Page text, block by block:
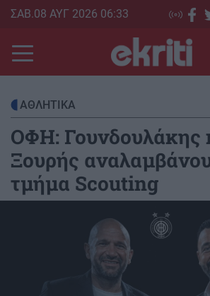
Skip
main
content
ΣΑΒ.08 ΑΥΓ 2026 06:33
ΑΘΛΗΤΙΚΑ
ΟΦΗ: Γουνδουλάκης
Ξουρής
τμήμα Scouting